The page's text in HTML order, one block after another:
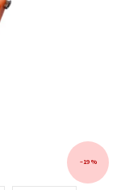
–19 %